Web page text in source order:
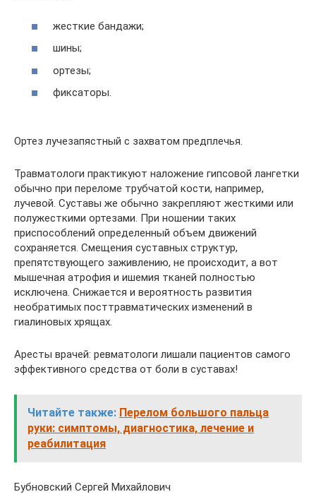
жесткие бандажи;
шины;
ортезы;
фиксаторы.
Ортез лучезапястный с захватом предплечья.
Травматологи практикуют наложение гипсовой лангетки
обычно при переломе трубчатой кости, например,
лучевой. Суставы же обычно закрепляют жесткими или
полужесткими ортезами. При ношении таких
приспособлений определенный объем движений
сохраняется. Смещения суставных структур,
препятствующего заживлению, не происходит, а вот
мышечная атрофия и ишемия тканей полностью
исключена. Снижается и вероятность развития
необратимых посттравматических изменений в
гиалиновых хрящах.
Аресты врачей: ревматологи лишали пациентов самого
эффективного средства от боли в суставах!
Читайте также: Перелом большого пальца
руки: симптомы, диагностика, лечение и
реабилитация
Бубновский Сергей Михайлович